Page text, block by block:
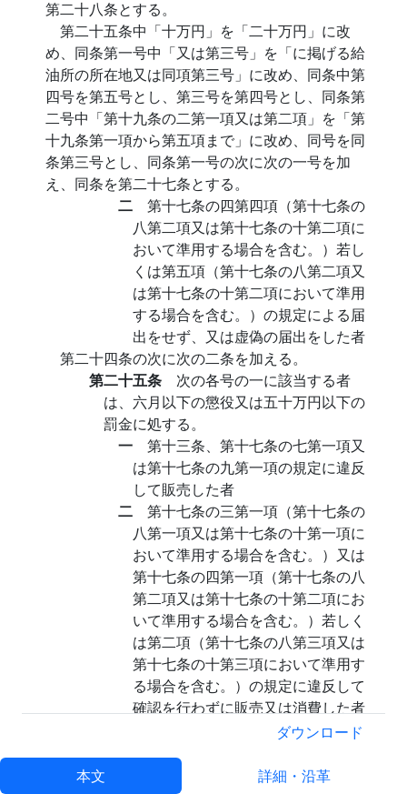
第二十八条とする。
第二十五条中「十万円」を「二十万円」に改
め、同条第一号中「又は第三号」を「に掲げる給
油所の所在地又は同項第三号」に改め、同条中第
四号を第五号とし、第三号を第四号とし、同条第
二号中「第十九条の二第一項又は第二項」を「第
十九条第一項から第五項まで」に改め、同号を同
条第三号とし、同条第一号の次に次の一号を加
え、同条を第二十七条とする。
二 第十七条の四第四項（第十七条の
八第二項又は第十七条の十第二項に
おいて準用する場合を含む。）若し
くは第五項（第十七条の八第二項又
は第十七条の十第二項において準用
する場合を含む。）の規定による届
出をせず、又は虚偽の届出をした者
第二十四条の次に次の二条を加える。
第二十五条 次の各号の一に該当する者
は、六月以下の懲役又は五十万円以下の
罰金に処する。
一 第十三条、第十七条の七第一項又
は第十七条の九第一項の規定に違反
して販売した者
二 第十七条の三第一項（第十七条の
八第一項又は第十七条の十第一項に
おいて準用する場合を含む。）又は
第十七条の四第一項（第十七条の八
第二項又は第十七条の十第二項にお
いて準用する場合を含む。）若しく
は第二項（第十七条の八第三項又は
第十七条の十第三項において準用す
る場合を含む。）の規定に違反して
確認を行わずに販売又は消費した者
第十七条の六第五項（第十七
おいて準用する場合を含む。）又は第十
ダウンロード
本文 詳細・沿革